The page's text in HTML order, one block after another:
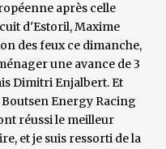
après celle
d'Estoril, Maxime
des feux ce dimanche,
une avance de 3
Dimitri Enjalbert. Et
Energy Racing
réussi le meilleur
et je suis ressorti de la